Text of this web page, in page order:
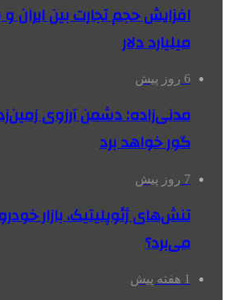
میلیارد دلار
6 روز پیش
مدنی‌زاده: دشمن آرزوی
گور خواهد برد
7 روز پیش
تنش‌های ژئوپلیتیک، بازار
می‌برد؟
1 هفته پیش